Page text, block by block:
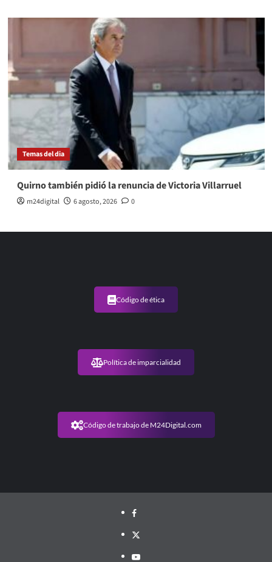
Temas del dia
Quirno también pidió la renuncia de Victoria Villarruel
m24digital 6 agosto, 2026 0
Código de ética
Política de imparcialidad
Código de trabajo de M24Digital.com